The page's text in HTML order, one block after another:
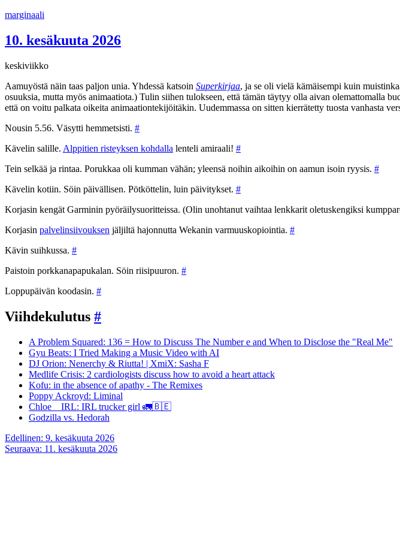
Siirry
marginaali
10. kesäkuuta 2026
keskiviikko
Aamuyöstä näin taas paljon unia. Yhdessä katsoin Superkirjaa, ja se oli vielä kämäisempi kuin
osuuksia, mutta myös animaatiota.) Tulin siihen tulokseen, että tämän täytyy olla aivan olemattomalla
että on voitu palkata oikeita animaationtekijöitäkin. Uudemmassa on sitten kierrätetty tuosta vanhasta
Nousin 5.56. Väsytti hemmetsisti. #
Kävelin salille. Alppitien risteyksen kohdalla lenteli amiraali! #
Tein selkää ja rintaa. Porukkaa oli kumman vähän; yleensä noihin aikoihin on aamun isoin ryysis. #
Kävelin kotiin. Söin päivällisen. Pötköttelin, luin päivitykset. #
Korjasin kengät Garminin pyöräilysuoritteissa. (Olin unohtanut vaihtaa lenkkarit oletuskengiksi
Korjasin palvelinsiivouksen jäljiltä hajonnutta Wekanin varmuuskopiointia. #
Kävin suihkussa. #
Paistoin porkkanapapukalan. Söin riisipuuron. #
Loppupäivän koodasin. #
Viihdekulutus #
A Problem Squared: 136 = How to Discuss The Number e and When to Disclose the "Real Me"
Gyu Beats: I Tried Making a Music Video with AI
DJ Orion: Nenerchy & Riutta! | XmiX: Sasha F
Medlife Crisis: 2 cardiologists discuss how to avoid a heart attack
Kofu: in the absence of apathy - The Remixes
Poppy Ackroyd: Liminal
Chloe__IRL: IRL trucker girl 🚛🇧🇪
Godzilla vs. Hedorah
Artikkelien
selaus
Edellinen: 9. kesäkuuta 2026
Seuraava: 11. kesäkuuta 2026